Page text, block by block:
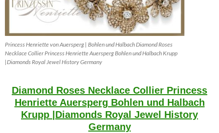
Princess Henriette von Auersperg | Bohlen und Halbach Diamond Roses
Necklace Collier Princess Henriette Auersperg Bohlen und Halbach Krupp
|Diamonds Royal Jewel History Germany
Diamond Roses Necklace Collier Princess
Henriette Auersperg Bohlen und Halbach
Krupp |Diamonds Royal Jewel History
Germany